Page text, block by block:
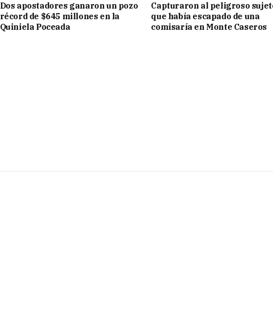
Dos apostadores ganaron un pozo
récord de $645 millones en la
Quiniela Poceada
Capturaron al peligroso
que había escapado de una
comisaría en Monte Caseros